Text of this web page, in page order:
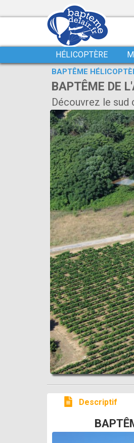
HÉLICOPTÈRE
BAPTÊME
BAPTÊME DE
Découvrez le sud
Descriptif